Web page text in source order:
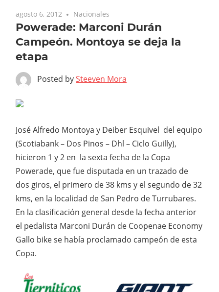
agosto 6, 2012 Nacionales
Powerade: Marconi Durán
Campeón. Montoya se deja la
etapa
Posted bySteeven Mora
José Alfredo Montoya y Deiber Esquivel del equipo
(Scotiabank – Dos Pinos – Dhl – Ciclo Guilly),
hicieron 1 y 2 en la sexta fecha de la Copa
Powerade, que fue disputada en un trazado de
dos giros, el primero de 38 kms y el segundo de 32
kms, en la localidad de San Pedro de Turrubares.
En la clasificación general desde la fecha anterior
el pedalista Marconi Durán de Coopenae Economy
Gallo bike se había proclamado campeón de esta
Copa.